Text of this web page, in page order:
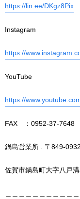
https://lin.ee/DKgz8Pix
Instagram
https://
YouTube
https://
FAX ：0952-37-7648
鍋島営業所 : 〒849-0932
佐賀市鍋島町大字八戸
＿＿＿＿＿＿＿＿＿＿